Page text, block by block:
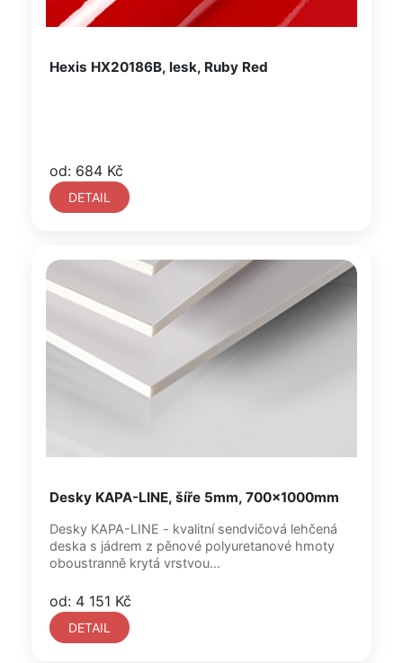
Hexis HX20186B, lesk, Ruby Red
od: 684 Kč
DETAIL
Desky KAPA-LINE, šíře 5mm, 700x1000mm
Desky KAPA-LINE - kvalitní sendvičová lehčená
deska s jádrem z pěnové polyuretanové hmoty
oboustranně krytá vrstvou...
od: 4 151 Kč
DETAIL